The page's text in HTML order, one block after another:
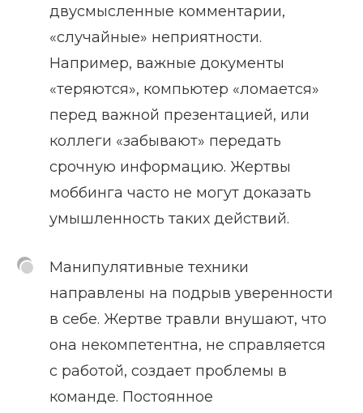
двусмысленные комментарии,
«случайные» неприятности.
Например, важные документы
«теряются», компьютер «ломается»
перед важной презентацией, или
коллеги «забывают» передать
срочную информацию. Жертвы
моббинга часто не могут доказать
умышленность таких действий.
Манипулятивные техники
направлены на подрыв уверенности
в себе. Жертве травли внушают, что
она некомпетентна, не справляется
с работой, создает проблемы в
команде. Постоянное